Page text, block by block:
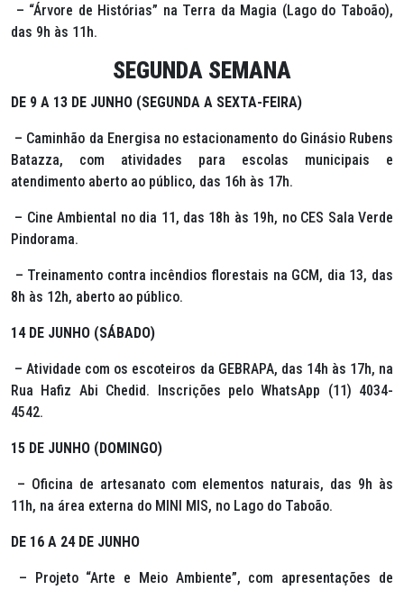
– “Árvore de Histórias” na Terra da Magia (Lago do Taboão),
das 9h às 11h.
SEGUNDA SEMANA
DE 9 A 13 DE JUNHO (SEGUNDA A SEXTA-FEIRA)
– Caminhão da Energisa no estacionamento do Ginásio Rubens
Batazza, com atividades para escolas municipais e
atendimento aberto ao público, das 16h às 17h.
– Cine Ambiental no dia 11, das 18h às 19h, no CES Sala Verde
Pindorama.
– Treinamento contra incêndios florestais na GCM, dia 13, das
8h às 12h, aberto ao público.
14 DE JUNHO (SÁBADO)
– Atividade com os escoteiros da GEBRAPA, das 14h às 17h, na
Rua Hafiz Abi Chedid. Inscrições pelo WhatsApp (11) 4034-
4542.
15 DE JUNHO (DOMINGO)
– Oficina de artesanato com elementos naturais, das 9h às
11h, na área externa do MINI MIS, no Lago do Taboão.
DE 16 A 24 DE JUNHO
– Projeto “Arte e Meio Ambiente”, com apresentações de